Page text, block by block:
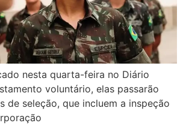
nesta quarta-feira no Diário
voluntário, elas passarão
de seleção, que incluem a inspeção